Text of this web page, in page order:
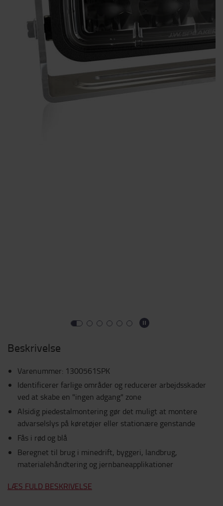
Beskrivelse
Varenummer: 1300561SPK
Identificerer farlige områder og reducerer arbejdsskader
ved at skabe en "ingen adgang" zone
Alsidig piedestalmontering gør det muligt at montere
advarselslys på køretøjer eller stationære genstande
Fås i rød og blå
Beregnet til brug i minedrift, byggeri, landbrug,
materialehåndtering og jernbaneapplikationer
LÆS FULD BESKRIVELSE